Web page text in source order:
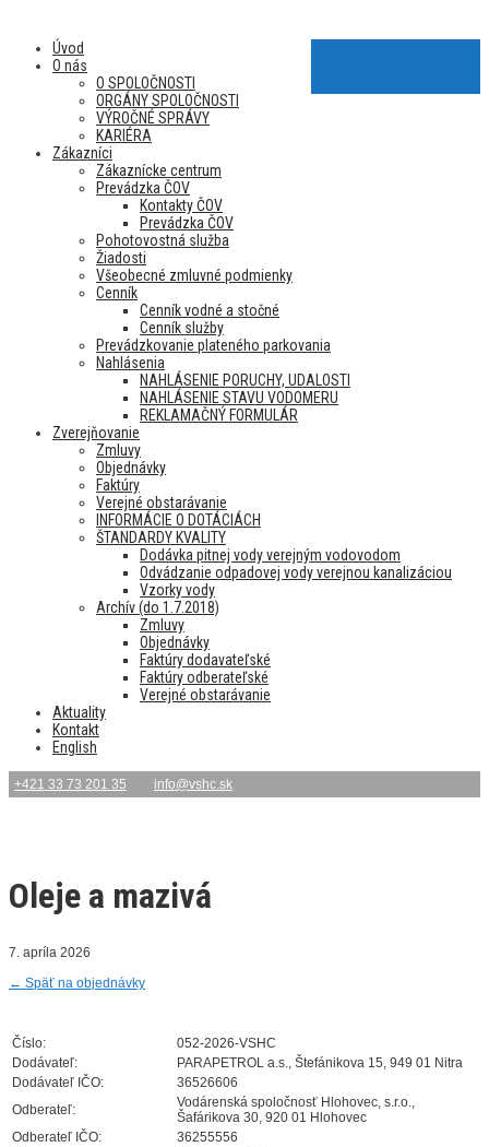
Úvod
O nás
O SPOLOČNOSTI
ORGÁNY SPOLOČNOSTI
VÝROČNÉ SPRÁVY
KARIÉRA
Zákazníci
Zákaznícke centrum
Prevádzka ČOV
Kontakty ČOV
Prevádzka ČOV
Pohotovostná služba
Žiadosti
Všeobecné zmluvné podmienky
Cenník
Cenník vodné a stočné
Cenník služby
Prevádzkovanie plateného parkovania
Nahlásenia
NAHLÁSENIE PORUCHY, UDALOSTI
NAHLÁSENIE STAVU VODOMERU
REKLAMAČNÝ FORMULÁR
Zverejňovanie
Zmluvy
Objednávky
Faktúry
Verejné obstarávanie
INFORMÁCIE O DOTÁCIÁCH
ŠTANDARDY KVALITY
Dodávka pitnej vody verejným vodovodom
Odvádzanie odpadovej vody verejnou kanalizáciou
Vzorky vody
Archív (do 1.7.2018)
Zmluvy
Objednávky
Faktúry dodavateľské
Faktúry odberateľské
Verejné obstarávanie
Aktuality
Kontakt
English
+421 33 73 201 35 info@vshc.sk
Oleje a mazivá
7. apríla 2026
← Späť na objednávky
Číslo:
052-2026-VSHC
Dodávateľ:
PARAPETROL a.s., Štefánikova 15, 949 01 Nitra
Dodávateľ IČO:
36526606
Odberateľ:
Vodárenská spoločnosť Hlohovec, s.r.o.,
Šafárikova 30, 920 01 Hlohovec
Odberateľ IČO:
36255556